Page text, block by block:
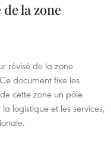
la zone
révisé de la zone
document fixe les
cette zone un pôle
logistique et les services,